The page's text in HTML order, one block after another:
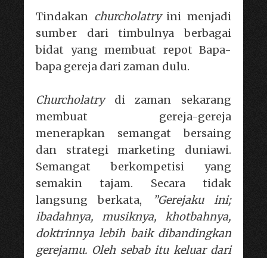
Tindakan churcholatryini menjadi
sumber dari timbulnya berbagai
bidat yang membuat repot Bapa-
bapa gereja dari zaman dulu.
Churcholatrydi zaman sekarang
membuat gereja-gereja
menerapkan semangat bersaing
dan strategi marketing duniawi.
Semangat berkompetisi yang
semakin tajam. Secara tidak
langsung berkata,
”Gerejaku ini;
ibadahnya, musiknya, khotbahnya,
doktrinnya lebih baik dibandingkan
gerejamu. Oleh sebab itu keluar dari